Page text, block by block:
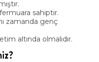
sahiptir.
zamanda genç
altında olmalıdır.